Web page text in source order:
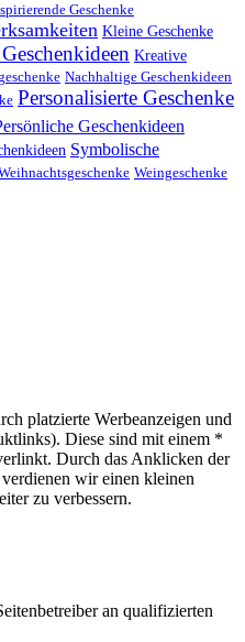
Geschenke
Kleine Geschenke
Kreative
Nachhaltige Geschenkideen
Personalisierte Geschenke
Geschenkideen
Symbolische
Weingeschenke
platzierte Werbeanzeigen und
Diese sind mit einem *
Durch das Anklicken der
wir einen kleinen
zu verbessern.
an qualifizierten